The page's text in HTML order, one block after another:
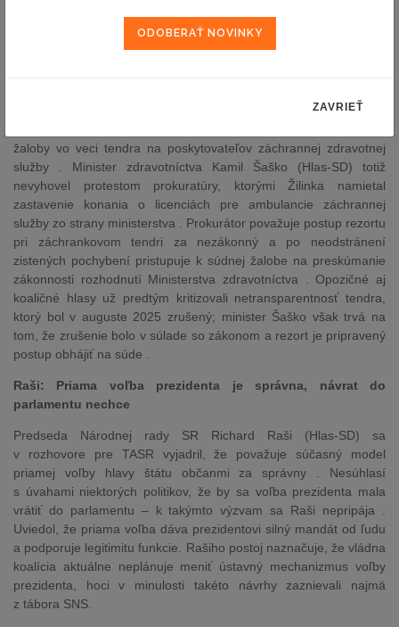
prebehla hladko. Návrhy oboch noviel plánuje rezort predložiť do
medzirezortného pripomienkovania vo februári .
žaloby vo veci tendra na poskytovateľov záchrannej zdravotnej
služby . Minister zdravotníctva Kamil Šaško (Hlas-SD) totiž
nevyhovel protestom prokuratúry, ktorými Žilinka namietal
zastavenie konania o licenciách pre ambulancie záchrannej
služby zo strany ministerstva . Prokurátor považuje postup rezortu
pri záchrankovom tendri za nezákonný a po neodstránení
zistených pochybení pristupuje k súdnej žalobe na preskúmanie
zákonnosti rozhodnutí Ministerstva zdravotníctva . Opozičné aj
koaličné hlasy už predtým kritizovali netransparentnosť tendra,
ktorý bol v auguste 2025 zrušený; minister Šaško však trvá na
tom, že zrušenie bolo v súlade so zákonom a rezort je pripravený
postup obhájiť na súde .
Raši: Priama voľba prezidenta je správna, návrat do
parlamentu nechce
Predseda Národnej rady SR Richard Raši (Hlas-SD) sa
v rozhovore pre TASR vyjadril, že považuje súčasný model
priamej voľby hlavy štátu občanmi za správny . Nesúhlasí
s úvahami niektorých politikov, že by sa voľba prezidenta mala
vrátiť do parlamentu – k takýmto výzvam sa Raši nepripája .
Uviedol, že priama voľba dáva prezidentovi silný mandát od ľudu
a podporuje legitimitu funkcie. Rašiho postoj naznačuje, že vládna
koalícia aktuálne neplánuje meniť ústavný mechanizmus voľby
prezidenta, hoci v minulosti takéto návrhy zaznievali najmä
z tábora SNS.
ZAVRIEŤ